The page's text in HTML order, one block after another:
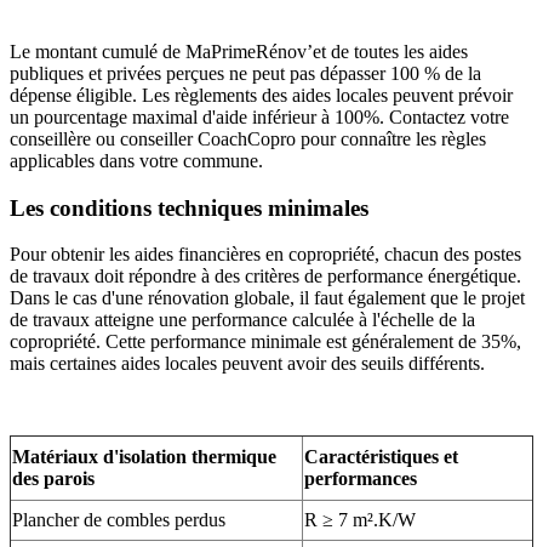
Le montant cumulé de MaPrimeRénov’et de toutes les aides
publiques et privées perçues ne peut pas dépasser 100 % de la
dépense éligible. Les règlements des aides locales peuvent prévoir
un pourcentage maximal d'aide inférieur à 100%. Contactez votre
conseillère ou conseiller CoachCopro pour connaître les règles
applicables dans votre commune.
Les conditions techniques minimales
Pour obtenir les aides financières en copropriété, chacun des postes
de travaux doit répondre à des critères de performance énergétique.
Dans le cas d'une rénovation globale, il faut également que le projet
de travaux atteigne une performance calculée à l'échelle de la
copropriété. Cette performance minimale est généralement de 35%,
mais certaines aides locales peuvent avoir des seuils différents.
Matériaux d'isolation thermique
des parois
Caractéristiques et
performances
Plancher de combles perdus
R ≥ 7 m².K/W